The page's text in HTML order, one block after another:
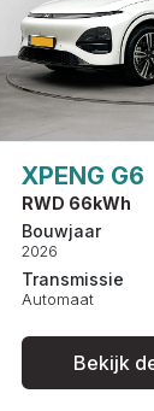
XPENG G6
RWD 66kWh
Bouwjaar
2026
Transmissie
Automaat
Bekijk